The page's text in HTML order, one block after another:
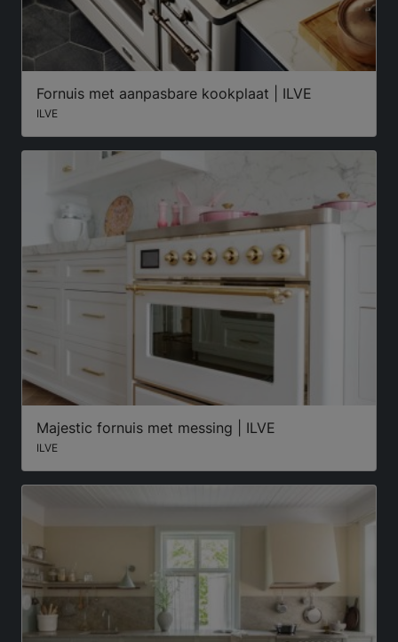
Fornuis met aanpasbare kookplaat | ILVE
ILVE
Majestic fornuis met messing | ILVE
ILVE